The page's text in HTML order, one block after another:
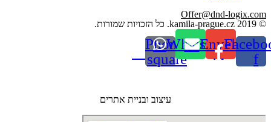
Offer@dnd-logix.com
© 2019 kamila-prague.cz. כל הזכויות שמורות.
f
Envelope
Whatsapp
Phone-
square
עיצוב ובניית אתרים